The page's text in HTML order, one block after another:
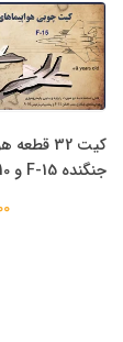
لنز عدسی